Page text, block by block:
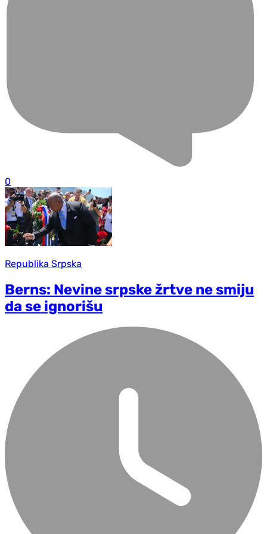
0
Republika Srpska
Berns: Nevine srpske žrtve ne smiju
da se ignorišu